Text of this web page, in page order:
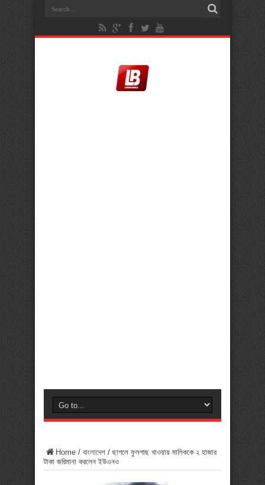
Home / বাংলাদেশ / ছাগলে ফুলগাছ খাওয়ায় মালিককে ২ হাজার
টাকা জরিমানা করলেন ইউএনও